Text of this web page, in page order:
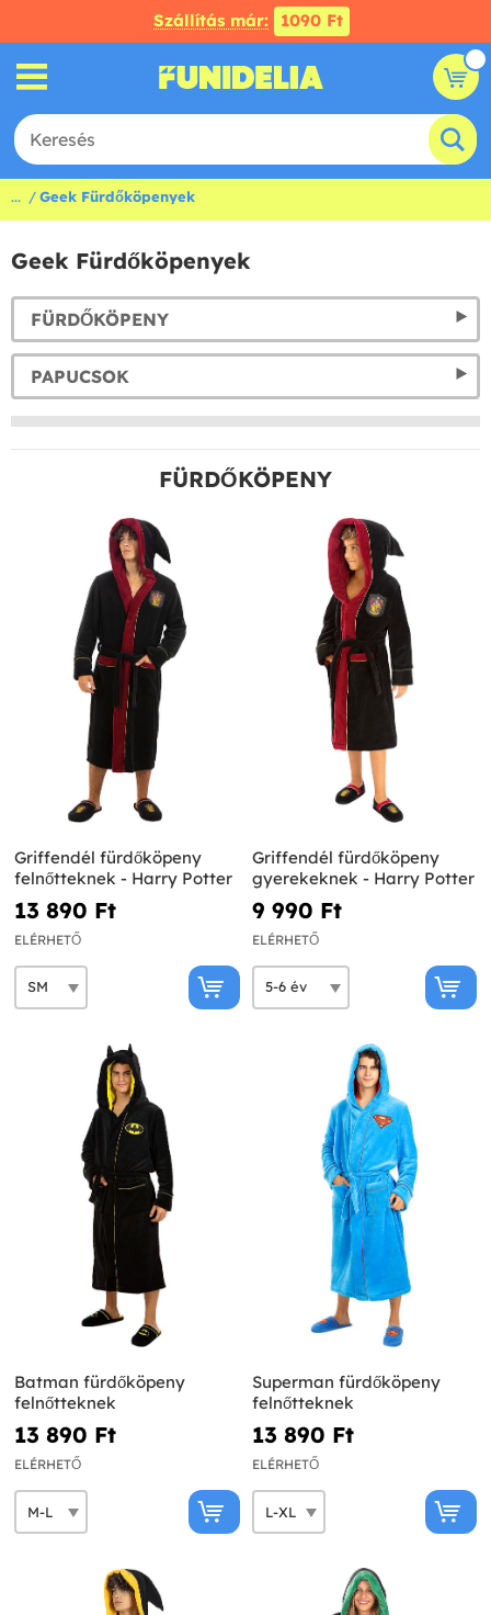
Szállítás már: 1090 Ft
... Geek Fürdőköpenyek
Geek Fürdőköpenyek
FÜRDŐKÖPENY
PAPUCSOK
FÜRDŐKÖPENY
Griffendél fürdőköpeny
felnőtteknek - Harry Potter
13 890 Ft‎
ELÉRHETŐ
Griffendél fürdőköpeny
gyerekeknek - Harry Potter
9 990 Ft‎
ELÉRHETŐ
Batman fürdőköpeny
felnőtteknek
13 890 Ft‎
ELÉRHETŐ
Superman fürdőköpeny
felnőtteknek
13 890 Ft‎
ELÉRHETŐ